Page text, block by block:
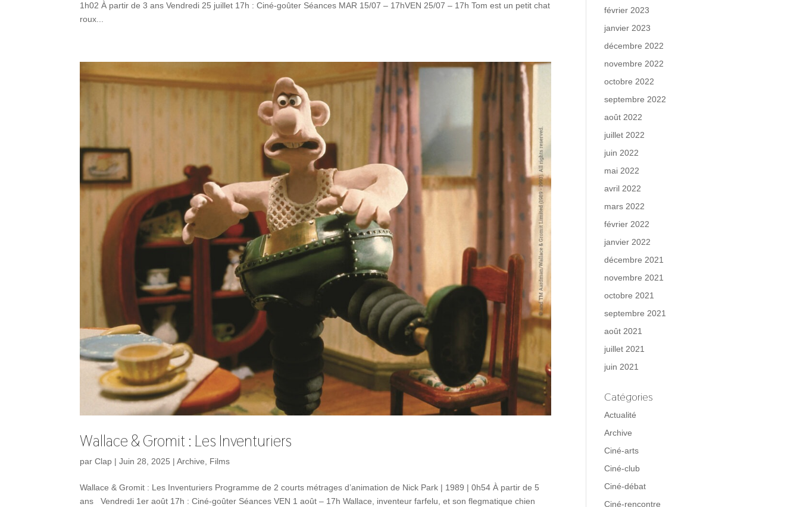
1h02 À partir de 3 ans Vendredi 25 juillet 17h : Ciné-goûter Séances MAR 15/07 – 17hVEN 25/07 – 17h Tom est un petit chat
roux...
Wallace & Gromit : Les Inventuriers
parClap |Juin 28, 2025 |Archive, Films
Wallace & Gromit : Les Inventuriers Programme de 2 courts métrages d’animation de Nick Park | 1989 | 0h54 À partir de 5
ans Vendredi 1er août 17h : Ciné-goûter Séances VEN 1 août – 17h Wallace, inventeur farfelu, et son flegmatique chien
février 2023
janvier 2023
décembre 2022
novembre 2022
octobre 2022
septembre 2022
août 2022
juillet 2022
juin 2022
mai 2022
avril 2022
mars 2022
février 2022
janvier 2022
décembre 2021
novembre 2021
octobre 2021
septembre 2021
août 2021
juillet 2021
juin 2021
Catégories
Actualité
Archive
Ciné-arts
Ciné-club
Ciné-débat
Ciné-rencontre